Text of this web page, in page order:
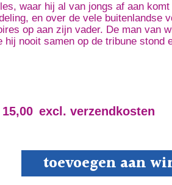
waar hij al van jongs af aan
en over de vele buitenlandse
op aan zijn vader. De man van
nooit samen op de tribune stond
excl. verzendkosten
Clubliefde
Voetbalromantiek
toevoegen aan